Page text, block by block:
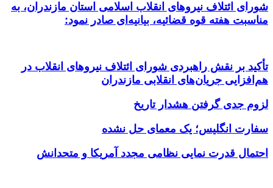
شورای ائتلاف نیروهای انقلاب اسلامی استان مازندران، به
مناسبت هفته قوه قضائیه، بیانیه‌ای صادر نمود:
تأکید بر نقش راهبردی شورای ائتلاف نیروهای انقلاب در
هم‌افزایی جریان‌های انقلابی مازندران
لزوم جدی گرفتن هشدار تاریخ
سفارت انگلیس؛ یک معمای حل نشده
احتمال قدرت نمایی نظامی مجدد آمریکا و متحدانش